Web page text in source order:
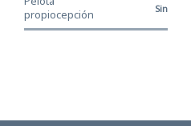
propiocepción
CanDo® Amarillo
Sin